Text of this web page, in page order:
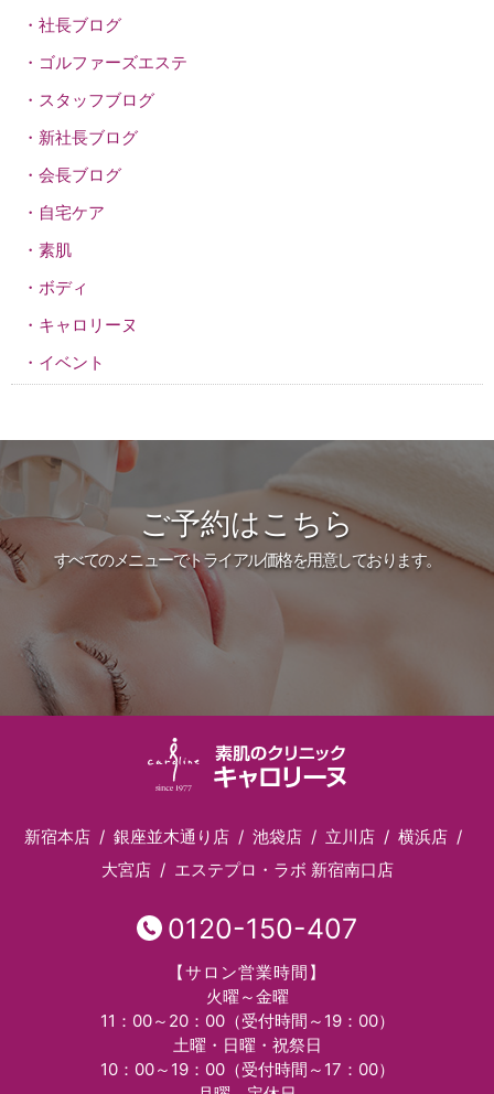
社長ブログ
ゴルファーズエステ
スタッフブログ
新社長ブログ
会長ブログ
自宅ケア
素肌
ボディ
キャロリーヌ
イベント
ご予約はこちら
すべてのメニューでトライアル価格を用意しております。
新宿本店 銀座並木通り店 池袋店 立川店
横浜店
大宮店
エステプロ・ラボ 新宿南口店
0120-150-407
【サロン営業時間】
火曜～金曜
11：00～20：00（受付時間～19：00）
土曜・日曜・祝祭日
10：00～19：00（受付時間～17：00）